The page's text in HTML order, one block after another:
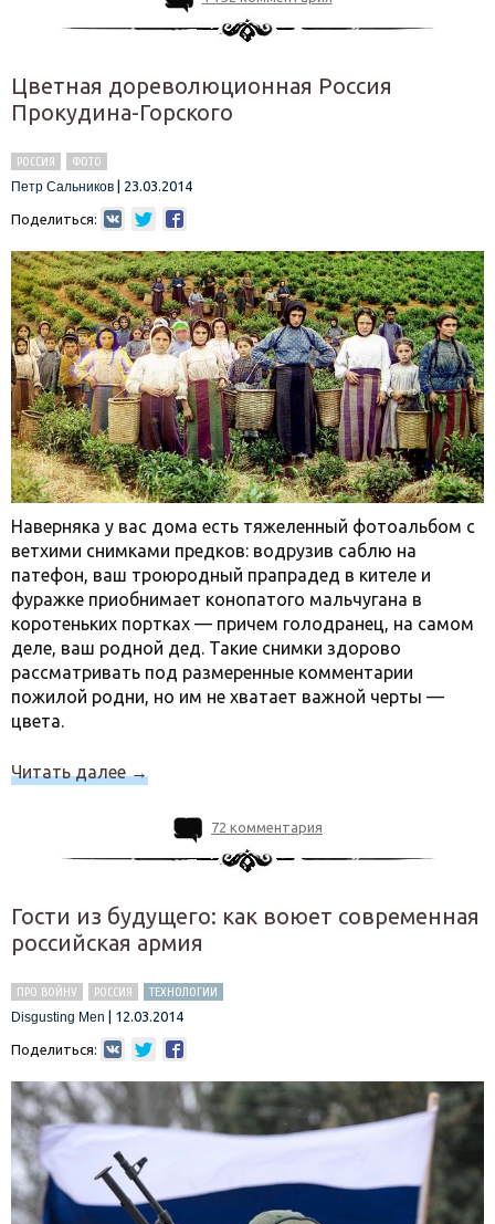
Цветная дореволюционная Россия
Прокудина-Горского
РОССИЯ
ФОТО
Петр Сальников
23.03.2014
Поделиться:
Наверняка у вас дома есть тяжеленный фотоальбом с
ветхими снимками предков: водрузив саблю на
патефон, ваш троюродный прапрадед в кителе и
фуражке приобнимает конопатого мальчугана в
коротеньких портках — причем голодранец, на самом
деле, ваш родной дед. Такие снимки здорово
рассматривать под размеренные комментарии
пожилой родни, но им не хватает важной черты —
цвета.
Читать далее→
72 комментария
Гости из будущего: как воюет современная
российская армия
ПРО ВОЙНУ РОССИЯ
ТЕХНОЛОГИИ
Disgusting Men | 12.03.2014
Поделиться: